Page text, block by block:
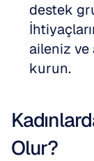
destek
aileniz ve
kurun.
Olur?